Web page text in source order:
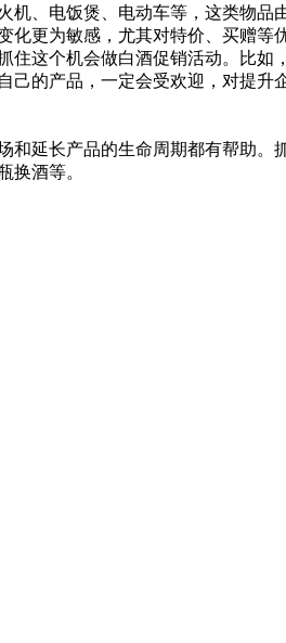
电饭煲、电动车等，这类物品
更为敏感，尤其对特价、买赠等
个机会做白酒促销活动。比如
产品，一定会受欢迎，对提升
长产品的生命周期都有帮助。
换酒等。